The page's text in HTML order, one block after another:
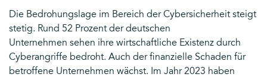
Die Bedrohungslage im Bereich der Cybersicherheit steigt
stetig. Rund 52 Prozent der deutschen
Unternehmen sehen ihre wirtschaftliche Existenz durch
Cyberangriffe bedroht. Auch der finanzielle Schaden für
betroffene Unternehmen wächst. Im Jahr 2023 haben